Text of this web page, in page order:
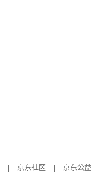
京东社区
京东公益